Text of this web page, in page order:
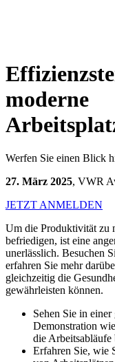
moderne
Werfen Sie einen Blick
27. März 2025, VWR
JETZT ANMELDEN
Um die Produktivität zu
befriedigen, ist eine
unerlässlich. Besuchen
erfahren Sie mehr
gleichzeitig die
gewährleisten können.
Sehen Sie in
Demonstration
die
Erfahren Sie, wie